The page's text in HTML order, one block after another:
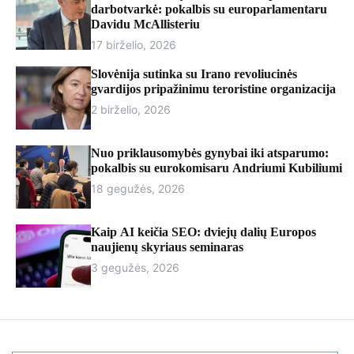
r
darbotvarkė: pokalbis su europarlamentaru
Davidu McAllisteriu
17 birželio, 2026
Slovėnija sutinka su Irano revoliucinės
gvardijos pripažinimu teroristine organizacija
2 birželio, 2026
Nuo priklausomybės gynybai iki atsparumo:
pokalbis su eurokomisaru Andriumi Kubiliumi
18 gegužės, 2026
Kaip AI keičia SEO: dviejų dalių Europos
naujienų skyriaus seminaras
3 gegužės, 2026